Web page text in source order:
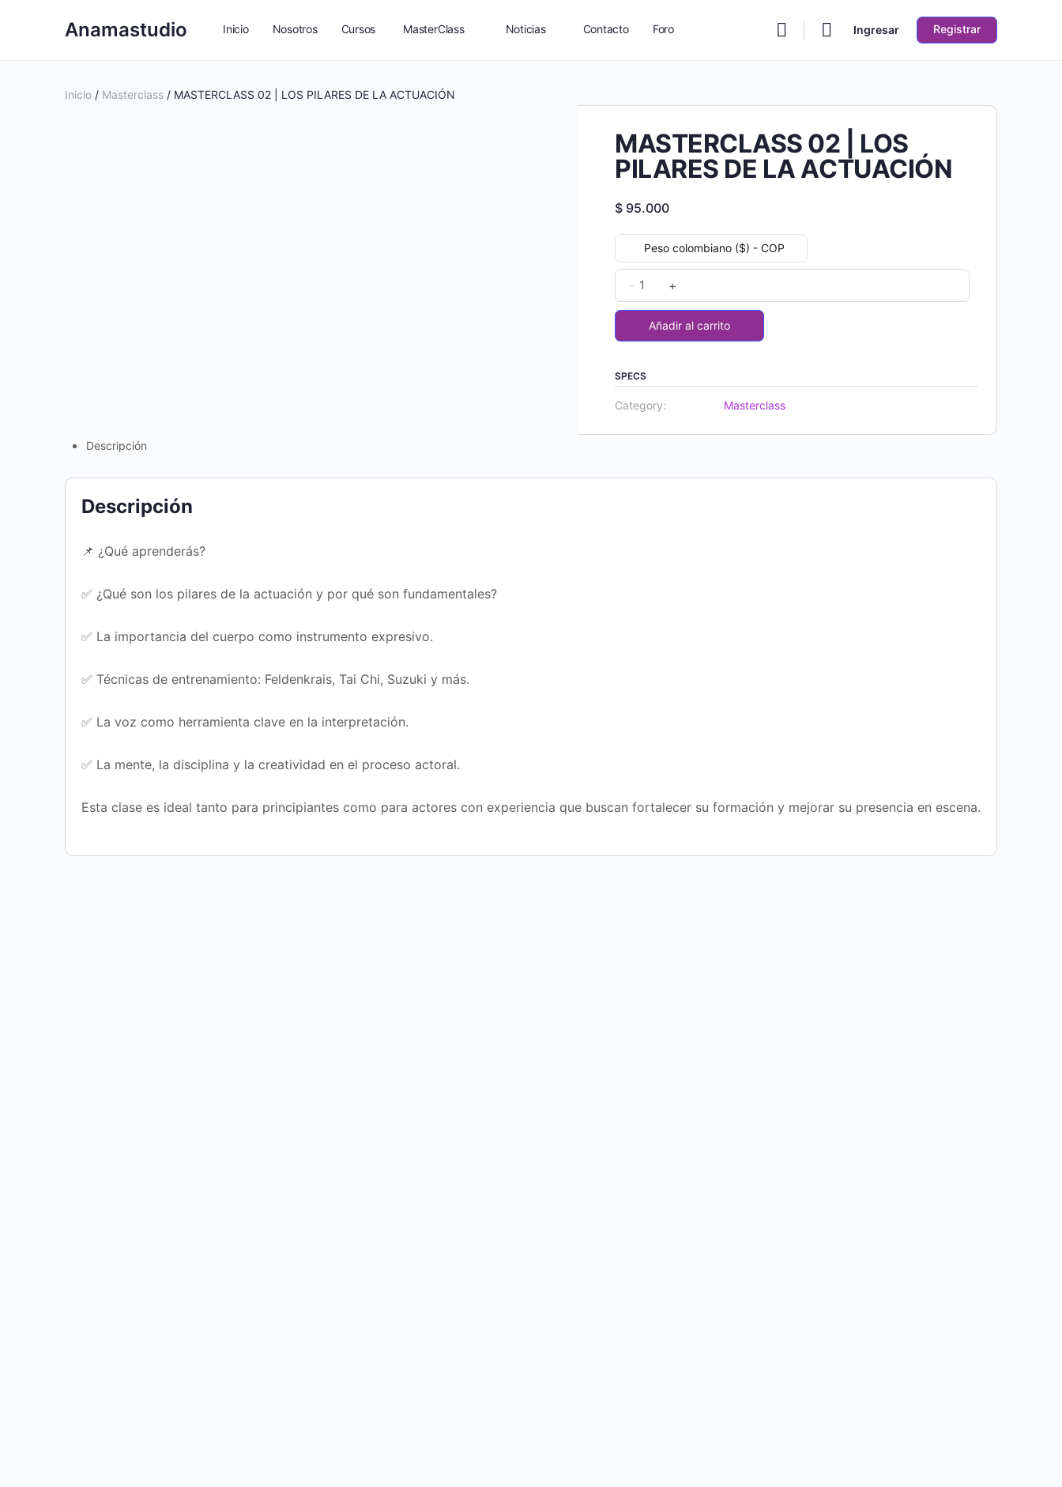
Anamastudio Inicio Nosotros Cursos MasterClass Noticias Contacto Foro
Landing de timido a valiente Landing AnamaStudio – oferta 3 cursos
Landing AnamaStudio – 5 MASTERCLASS
Ingresar Registrar
Inicio / Masterclass / MASTERCLASS 02 | LOS PILARES DE LA ACTUACIÓN
MASTERCLASS 02 | LOS
PILARES DE LA ACTUACIÓN
$ 95.000
Peso colombiano ($) - COP
MASTERCLASS
02
LOS
DE
LA
- +
Añadir al carrito
SPECS
Category: Masterclass
Descripción
Descripción
📌 ¿Qué aprenderás?
✅ ¿Qué son los pilares de la actuación y por qué son fundamentales?
✅ La importancia del cuerpo como instrumento expresivo.
✅ Técnicas de entrenamiento: Feldenkrais, Tai Chi, Suzuki y más.
✅ La voz como herramienta clave en la interpretación.
✅ La mente, la disciplina y la creatividad en el proceso actoral.
Esta clase es ideal tanto para principiantes como para actores con experiencia que buscan fortalecer su formación y mejorar su presencia en escena.